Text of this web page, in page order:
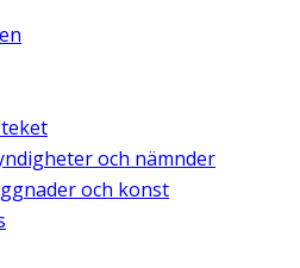
och nämnder
och konst